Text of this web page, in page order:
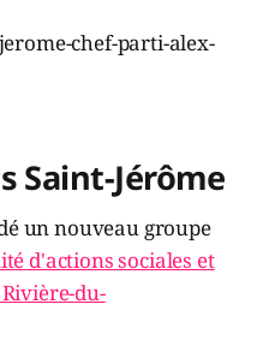
Saint-Jérôme
un nouveau groupe
d'actions sociales et
du-